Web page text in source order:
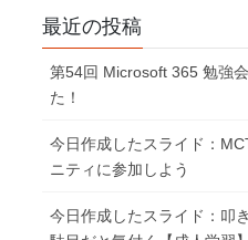
最近の投稿
第54回 Microsoft 365 勉強
た！
今日作成したスライド：
ニティに参加しよう
今日作成したスライド：叩